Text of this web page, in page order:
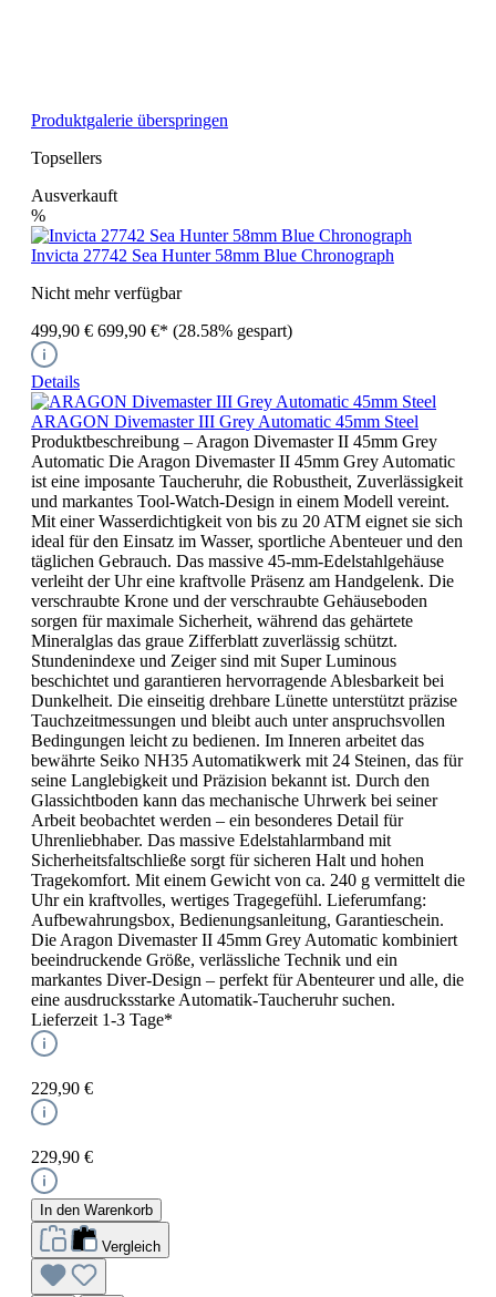
Produktgalerie überspringen
Topsellers
Ausverkauft
%
Invicta 27742 Sea Hunter 58mm Blue Chronograph
Nicht mehr verfügbar
499,90 € 699,90 €* (28.58% gespart)
Details
ARAGON Divemaster III Grey Automatic 45mm Steel
Produktbeschreibung – Aragon Divemaster II 45mm Grey
Automatic Die Aragon Divemaster II 45mm Grey Automatic
ist eine imposante Taucheruhr, die Robustheit, Zuverlässigkeit
und markantes Tool-Watch-Design in einem Modell vereint.
Mit einer Wasserdichtigkeit von bis zu 20 ATM eignet sie sich
ideal für den Einsatz im Wasser, sportliche Abenteuer und den
täglichen Gebrauch. Das massive 45-mm-Edelstahlgehäuse
verleiht der Uhr eine kraftvolle Präsenz am Handgelenk. Die
verschraubte Krone und der verschraubte Gehäuseboden
sorgen für maximale Sicherheit, während das gehärtete
Mineralglas das graue Zifferblatt zuverlässig schützt.
Stundenindexe und Zeiger sind mit Super Luminous
beschichtet und garantieren hervorragende Ablesbarkeit bei
Dunkelheit. Die einseitig drehbare Lünette unterstützt präzise
Tauchzeitmessungen und bleibt auch unter anspruchsvollen
Bedingungen leicht zu bedienen. Im Inneren arbeitet das
bewährte Seiko NH35 Automatikwerk mit 24 Steinen, das für
seine Langlebigkeit und Präzision bekannt ist. Durch den
Glassichtboden kann das mechanische Uhrwerk bei seiner
Arbeit beobachtet werden – ein besonderes Detail für
Uhrenliebhaber. Das massive Edelstahlarmband mit
Sicherheitsfaltschließe sorgt für sicheren Halt und hohen
Tragekomfort. Mit einem Gewicht von ca. 240 g vermittelt die
Uhr ein kraftvolles, wertiges Tragegefühl. Lieferumfang:
Aufbewahrungsbox, Bedienungsanleitung, Garantieschein.
Die Aragon Divemaster II 45mm Grey Automatic kombiniert
beeindruckende Größe, verlässliche Technik und ein
markantes Diver-Design – perfekt für Abenteurer und alle, die
eine ausdrucksstarke Automatik-Taucheruhr suchen.
Lieferzeit 1-3 Tage*
229,90 €
229,90 €
In den Warenkorb
Vergleich